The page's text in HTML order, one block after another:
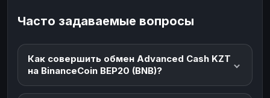
Часто задаваемые вопросы
Как совершить обмен Advanced Cash KZT
на BinanceCoin BEP20 (BNB)?